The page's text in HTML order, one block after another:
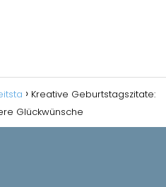
Kreative Geburtstagszitate:
Glückwünsche